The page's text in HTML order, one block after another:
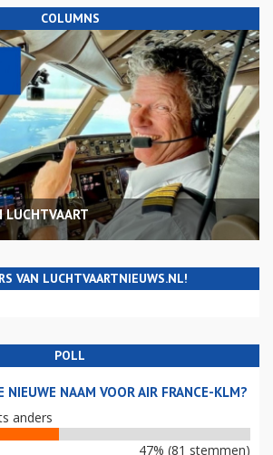
COLUMNS
LUCHTVAART
VAN LUCHTVAARTNIEUWS.NL!
POLL
NIEUWE NAAM VOOR AIR FRANCE-KLM?
anders
47% (81 stemmen)